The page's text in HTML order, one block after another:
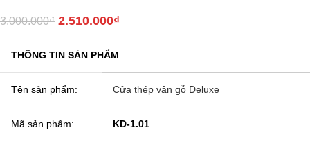
3.000.000₫ 2.510.000₫
THÔNG TIN SẢN PHẨM
Tên sản phẩm: Cửa thép vân gỗ Deluxe
Mã sản phẩm: KD-1.01